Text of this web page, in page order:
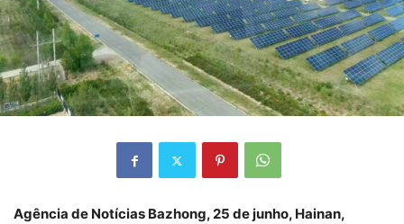
Agência de Notícias Bazhong, 25 de junho, Hainan,